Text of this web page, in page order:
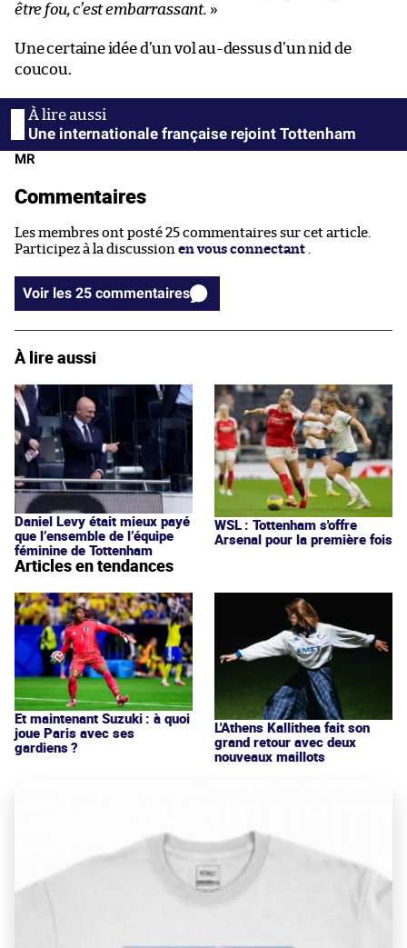
être fou, c’est embarrassant. »
Une certaine idée d’un vol au-dessus d’un nid de
coucou.
Une internationale française rejoint Tottenham
MR
Commentaires
Les membres ont posté 25 commentaires sur cet article.
Participez à la discussion en vous connectant
Voir les 25 commentaires
À lire aussi
Daniel Levy était mieux payé
que l’ensemble de l’équipe
féminine de Tottenham
WSL : Tottenham s'offre
Arsenal pour la première fois
Articles en tendances
Et maintenant Suzuki : à quoi
joue Paris avec ses
gardiens ?
L'Athens Kallithea fait son
grand retour avec deux
nouveaux maillots